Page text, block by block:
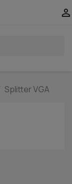

Splitter VGA